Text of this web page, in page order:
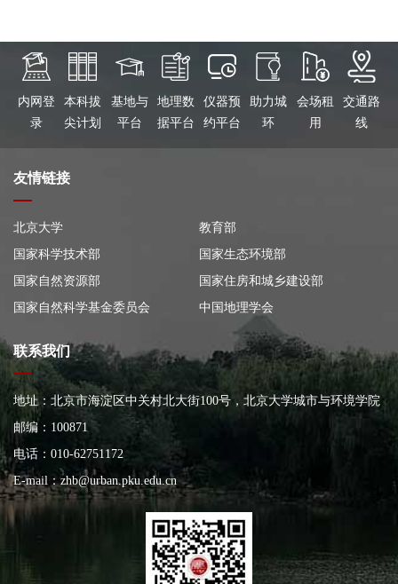
内网登
录
本科拔
尖计划
基地与
平台
地理数
据平台
仪器预
约平台
助力城
环
会场租
用
交通路
线
友情链接
北京大学
教育部
国家科学技术部
国家生态环境部
国家自然资源部
国家住房和城乡建设部
国家自然科学基金委员会
中国地理学会
联系我们
地址：北京市海淀区中关村北大街100号，北京大学城市与环境学院
大楼
邮编：100871
电话：010-62751172
E-mail： zhb@urban.pku.edu.cn